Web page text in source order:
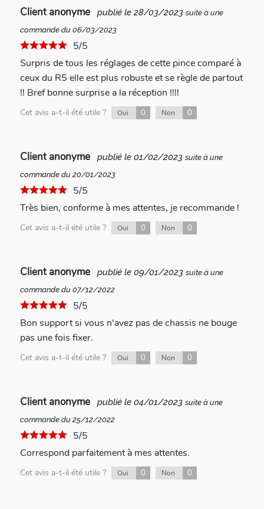
Client anonyme publié le 28/03/2023 suite à une
commande du 06/03/2023
5/5
Surpris de tous les réglages de cette pince comparé à
ceux du R5 elle est plus robuste et se règle de partout
!! Bref bonne surprise a la réception !!!!
Cet avis a-t-il été utile ? Oui 0 Non 0
Client anonyme publié le 01/02/2023 suite à une
commande du 20/01/2023
5/5
Très bien, conforme à mes attentes, je recommande !
Cet avis a-t-il été utile ? Oui 0 Non 0
Client anonyme publié le 09/01/2023 suite à une
commande du 07/12/2022
5/5
Bon support si vous n'avez pas de chassis ne bouge
pas une fois fixer.
Cet avis a-t-il été utile ? Oui 0 Non 0
Client anonyme publié le 04/01/2023 suite à une
commande du 25/12/2022
5/5
Correspond parfaitement à mes attentes.
Cet avis a-t-il été utile ? Oui 0 Non 0